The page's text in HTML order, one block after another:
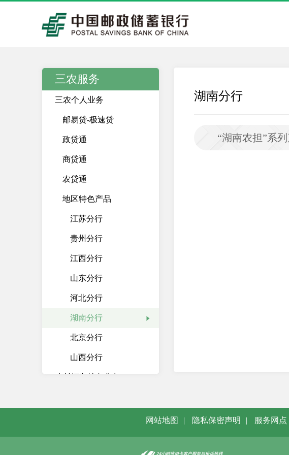
三农服务
三农个人业务
邮易贷-极速贷
政贷通
商贷通
农贷通
地区特色产品
江苏分行
贵州分行
江西分行
山东分行
河北分行
湖南分行
北京分行
山西分行
三农资讯
湖南分行
“湖南农担”系
网站地图 | 隐私保密声明 | 服务网点